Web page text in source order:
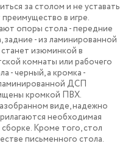
за столом и не уставать
в игре.
опоры стола - передние
- из ламинированной
изюминкой в
комнаты или рабочего
- черный, а кромка -
ДСП
кромкой ПВХ.
виде, надежно
необходимая
Кроме того, стол
письменного стола.